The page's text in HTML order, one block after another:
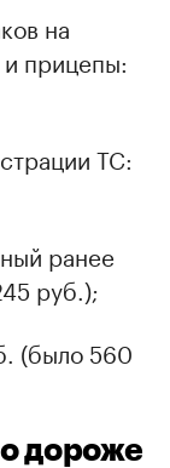
на
прицепы:
ТС:
ранее
руб.);
(было 560
дороже